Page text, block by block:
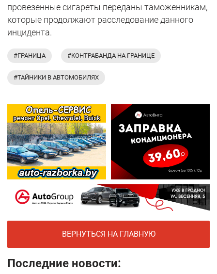
провезенные сигареты переданы таможенникам,
которые продолжают расследование данного
инцидента.
#ГРАНИЦА #КОНТРАБАНДА НА ГРАНИЦЕ
#ТАЙНИКИ В АВТОМОБИЛЯХ
ВЕРНУТЬСЯ НА ГЛАВНУЮ
Последние новости: